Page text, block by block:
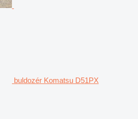
buldozér Komatsu D51PX